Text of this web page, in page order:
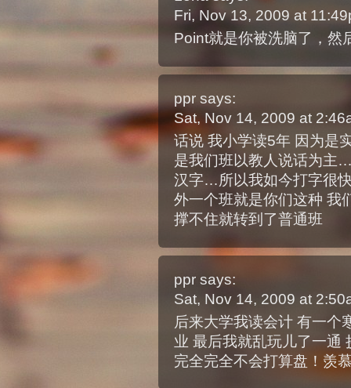
Fri, Nov 13, 2009 at
Point就是你被洗脑了，然
ppr says:
Sat, Nov 14, 2009 at
话说 我小学读5年 因为是
是我们班以教人说话为主
汉字…所以我如今打字很
外一个班就是你们这种 我
撑不住就转到了普通班
ppr says:
Sat, Nov 14, 2009 at
后来大学我读会计 有一个
业 最后我就乱玩儿了一通
完全完全不会打算盘！羡